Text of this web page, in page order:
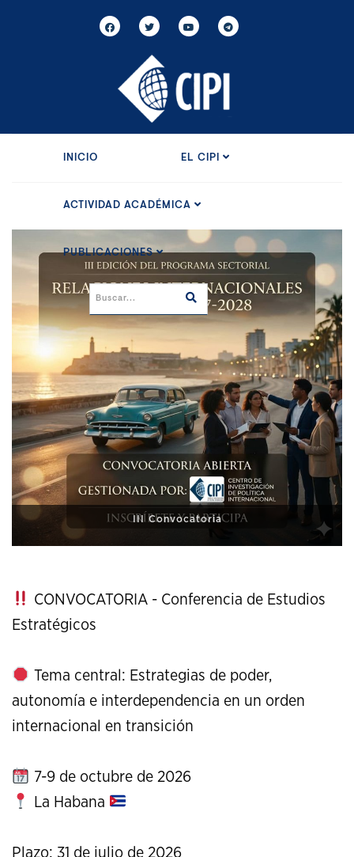
INICIO EL CIPI
ACTIVIDAD ACADÉMICA
PUBLICACIONES
XI Conference on Strategic Studies
CONVOCATORIA - Conferencia de Estudios
Estratégicos
Tema central: Estrategias de poder,
autonomía e interdependencia en un orden
internacional en transición
7-9 de octubre de 2026
La Habana
Plazo: 31 de julio de 2026